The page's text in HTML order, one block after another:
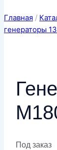
Главная /
генераторы
Под заказ